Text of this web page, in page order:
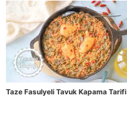
Taze Fasulyeli Tavuk Kapama Tarifi